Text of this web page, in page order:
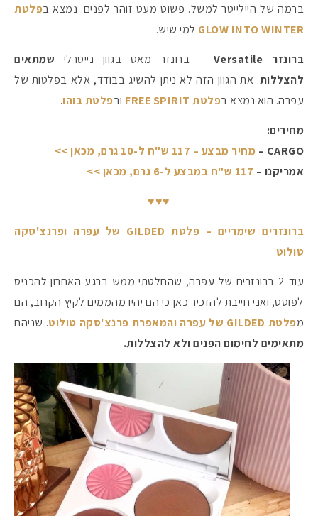
ברמה של היילייטר למשל. פשוט מעט זוהר לפנים. נמצא בפלטת
GLOW INTO WINTER למי שיש.
ברונזר Versatile
– ברונזר מאט בגוון נייטרלי שמתאים
להצללות. את הגוון הזה לא ניתן להשיג בבודד, אלא בפלטות של
עפרה. הוא נמצא בפלטת FREE SPIRIT ובפלטת בוהו.
מחירים:
CARGO –
מחיר מבצע – 117 ש"ח ל-10 גרם, מכאן >>
אמריקנו – 117 ש"ח במבצע ל-6 גרם, מכאן >>
♥♥♥
ברונזרים שימריים – פלטת GILDED של עפרה ופרנצ'סקה
טולוט
עוד 2 ברונזרים של עפרה, שהחלטתי ממש ברגע האחרון להכניס
לפוסט, ואני חייבת להזכיר כאן כי הם יהיו מהממים לקיץ הקרוב, הם
מפלטת GILDED של עפרה והמאפרת פרנצ'סקה טולוט
. שניהם
מתאימים לחימום הפנים ולא להצללות.